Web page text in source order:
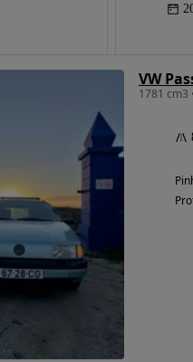
VW
1781 cm3